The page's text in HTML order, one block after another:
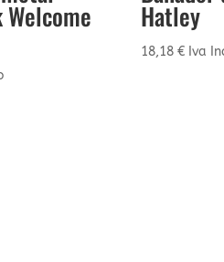
Welcome Hatley
18,18€ Iva